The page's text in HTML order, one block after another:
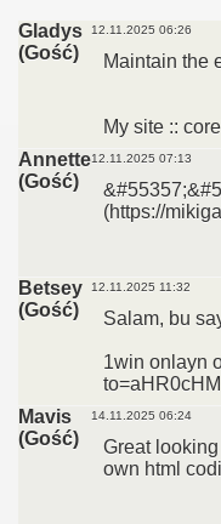
Gladys
(Gość)
12.11.2025 06:26
Maintain the
My site ::
Annette
(Gość)
12.11.2025 07:13
(https://
Betsey
(Gość)
12.11.2025 11:32
Salam, bu
1win onlayn
Mavis
(Gość)
14.11.2025 06:24
Great
own html